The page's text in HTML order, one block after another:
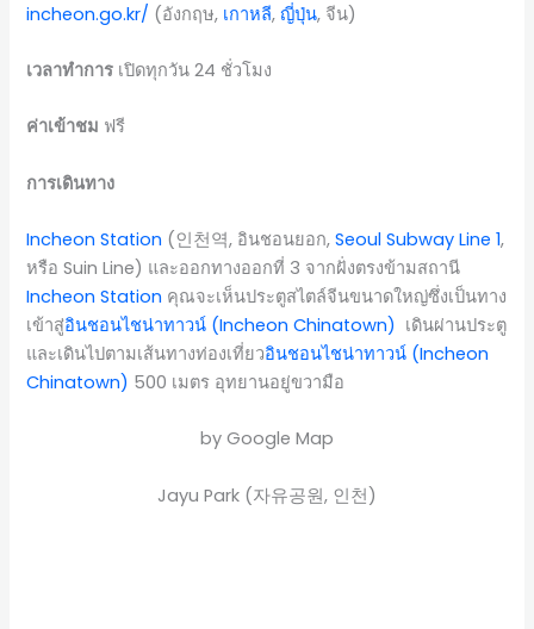
incheon.go.kr/ (อังกฤษ, เกาหลี,ญี่ปุ่น, จีน)
เวลาทำการ เปิดทุกวัน 24 ชั่วโมง
ค่าเข้าชม ฟรี
การเดินทาง
Incheon Station (인천역, อินชอนยอก,Seoul Subway Line 1,
หรือ Suin Line) และออกทางออกที่ 3 จากฝั่งตรงข้ามสถานี
Incheon Station คุณจะเห็นประตูสไตล์จีนขนาดใหญ่ซึ่งเป็นทาง
เข้าสู่อินชอนไชน่าทาวน์ (Incheon Chinatown) เดินผ่านประตู
และเดินไปตามเส้นทางท่องเที่ยวอินชอนไชน่าทาวน์ (Incheon
Chinatown) 500 เมตร อุทยานอยู่ขวามือ
by Google Map
Jayu Park (자유공원, 인천)